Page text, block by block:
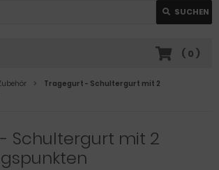
SUCHEN
( 0 )
Tragegurt - Schultergurt mit 2
Schultergurt mit 2